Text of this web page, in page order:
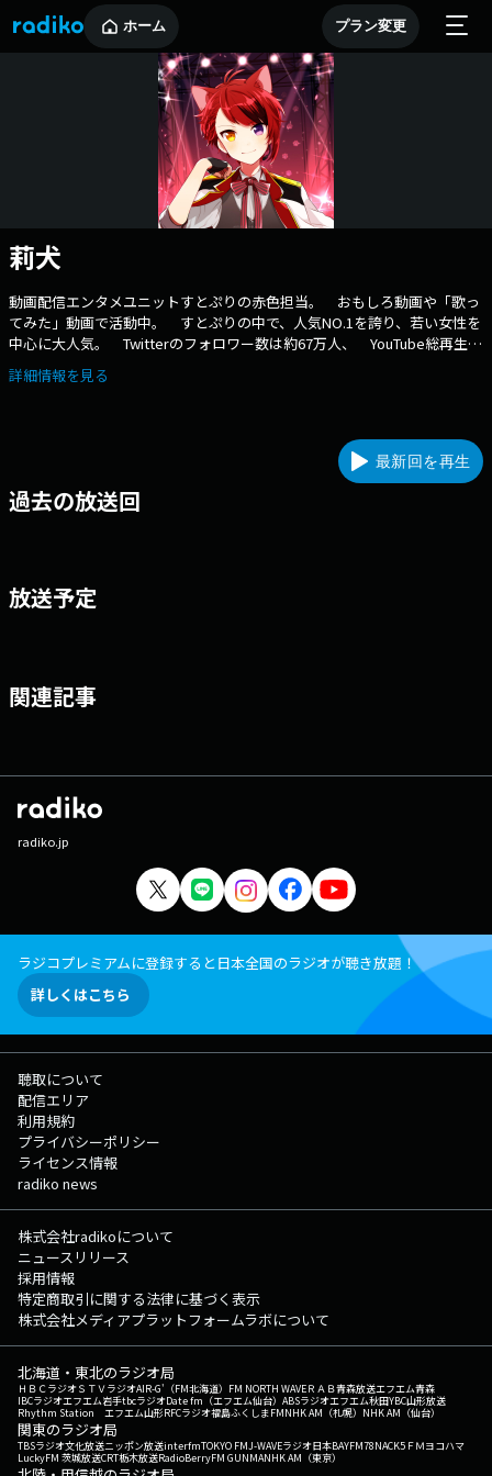
ホーム プラン変更
莉犬
動画配信エンタメユニットすとぷりの赤色担当。 おもしろ動画や「歌っ
てみた」動画で活動中。 すとぷりの中で、人気NO.1を誇り、若い女性を
中心に大人気。 Twitterのフォロワー数は約67万人、 YouTube総再生回
数は1億6千万回を超えている。
詳細情報を見る
最新回を再生
過去の放送回
放送予定
関連記事
radiko.jp
ラジコプレミアムに登録すると日本全国のラジオが聴き放題！
詳しくはこちら
聴取について
配信エリア
利用規約
プライバシーポリシー
ライセンス情報
radiko news
株式会社radikoについて
ニュースリリース
採用情報
特定商取引に関する法律に基づく表示
株式会社メディアプラットフォームラボについて
北海道・東北のラジオ局
ＨＢＣラジオＳＴＶラジオAIR-G'（FM北海道） FM NORTH WAVEＲＡＢ青森放送エフエム青森
IBCラジオエフエム岩手tbcラジオDate fm（エフエム仙台） ABSラジオエフエム秋田YBC山形放送
Rhythm Station エフエム山形RFCラジオ福島ふくしまFMNHK AM（札幌） NHK AM（仙台）
関東のラジオ局
TBSラジオ文化放送ニッポン放送interfmTOKYO FMJ-WAVEラジオ日本BAYFM78NACK5 ＦＭヨコハマ
LuckyFM 茨城放送CRT栃木放送RadioBerryFM GUNMANHK AM（東京）